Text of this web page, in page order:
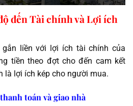
đến Tài chính và Lợi ích
liền với lợi ích tài chính của
tiền theo đợt cho đến cam kết
là lợi ích kép cho người mua.
toán và giao nhà